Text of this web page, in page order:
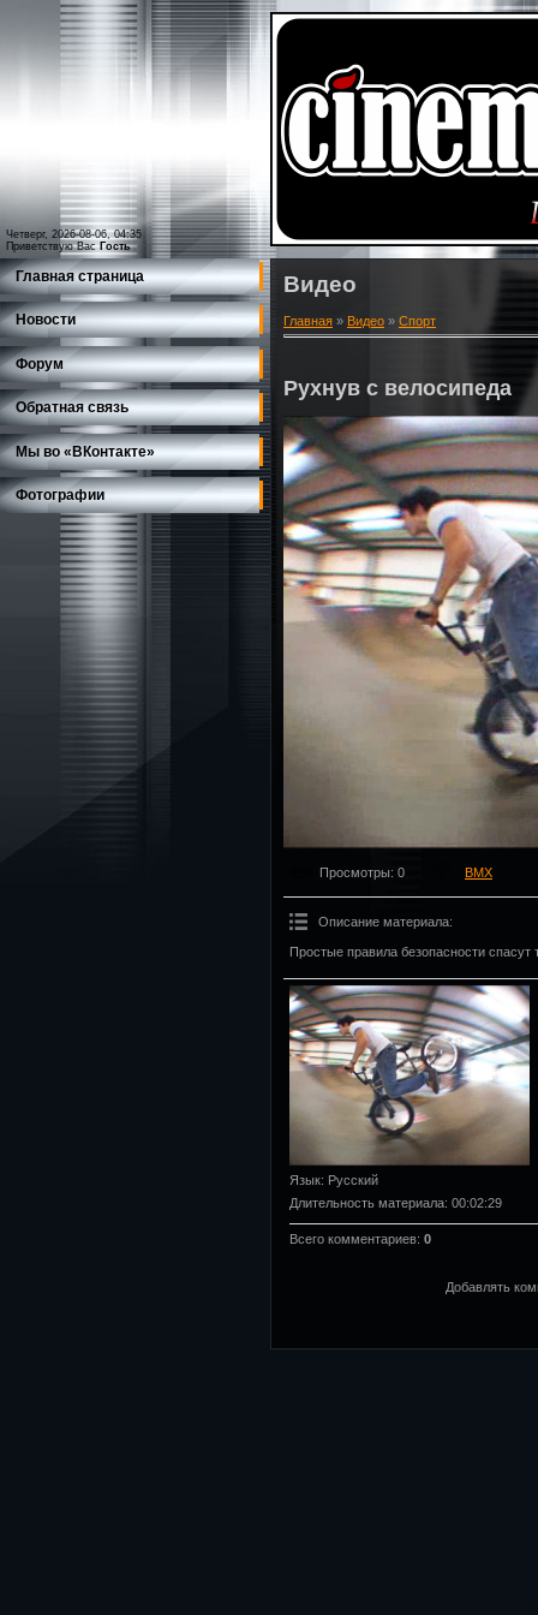
Четверг, 2026-08-06, 04:35
Приветствую Вас Гость
Главная страница
Новости
Форум
Обратная связь
Мы во «ВКонтакте»
Фотографии
Видео
Главная » Видео » Спорт
Рухнув с велосипеда
Просмотры: 0 BMX
Описание материала:
Простые правила безопасности спасут
Язык: Русский
Длительность материала: 00:02:29
Всего комментариев: 0
Добавлять